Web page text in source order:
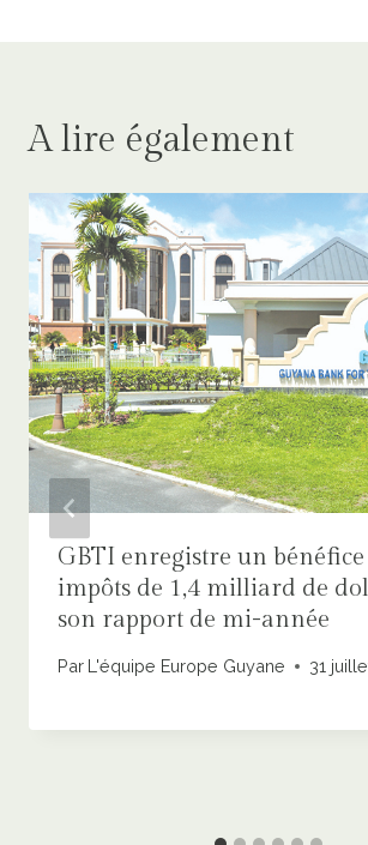
A lire également
GBTI enregistre un
impôts de 1,4 milliard de
son rapport de mi-année
Par L'équipe Europe Guyane 31